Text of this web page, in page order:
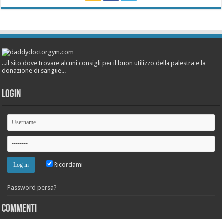
...il sito dove trovare alcuni consigli per il buon utilizzo della palestra e la
donazione di sangue...
Login
Ricordami
Password persa?
Commenti